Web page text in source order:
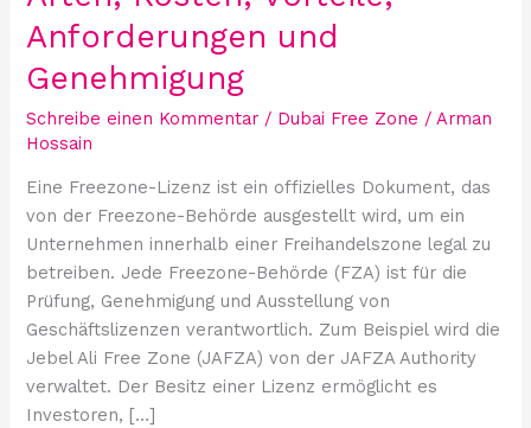
Anforderungen und
Genehmigung
Schreibe einen Kommentar / Dubai Free Zone /Arman
Hossain
Eine Freezone-Lizenz ist ein offizielles Dokument, das
von der Freezone-Behörde ausgestellt wird, um ein
Unternehmen innerhalb einer Freihandelszone legal zu
betreiben. Jede Freezone-Behörde (FZA) ist für die
Prüfung, Genehmigung und Ausstellung von
Geschäftslizenzen verantwortlich. Zum Beispiel wird die
Jebel Ali Free Zone (JAFZA) von der JAFZA Authority
verwaltet. Der Besitz einer Lizenz ermöglicht es
Investoren, […]